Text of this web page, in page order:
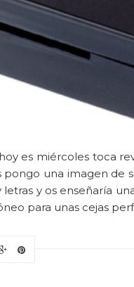
es miércoles toca
pongo una imagen
y os enseñaría
para unas cejas